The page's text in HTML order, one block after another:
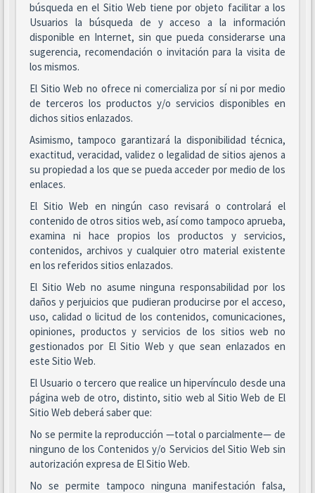
búsqueda en el Sitio Web tiene por objeto facilitar a los
Usuarios la búsqueda de y acceso a la información
disponible en Internet, sin que pueda considerarse una
sugerencia, recomendación o invitación para la visita de
los mismos.
El Sitio Web no ofrece ni comercializa por sí ni por medio
de terceros los productos y/o servicios disponibles en
dichos sitios enlazados.
Asimismo, tampoco garantizará la disponibilidad técnica,
exactitud, veracidad, validez o legalidad de sitios ajenos a
su propiedad a los que se pueda acceder por medio de los
enlaces.
El Sitio Web en ningún caso revisará o controlará el
contenido de otros sitios web, así como tampoco aprueba,
examina ni hace propios los productos y servicios,
contenidos, archivos y cualquier otro material existente
en los referidos sitios enlazados.
El Sitio Web no asume ninguna responsabilidad por los
daños y perjuicios que pudieran producirse por el acceso,
uso, calidad o licitud de los contenidos, comunicaciones,
opiniones, productos y servicios de los sitios web no
gestionados por El Sitio Web y que sean enlazados en
este Sitio Web.
El Usuario o tercero que realice un hipervínculo desde una
página web de otro, distinto, sitio web al Sitio Web de El
Sitio Web deberá saber que:
No se permite la reproducción —total o parcialmente— de
ninguno de los Contenidos y/o Servicios del Sitio Web sin
autorización expresa de El Sitio Web.
No se permite tampoco ninguna manifestación falsa,